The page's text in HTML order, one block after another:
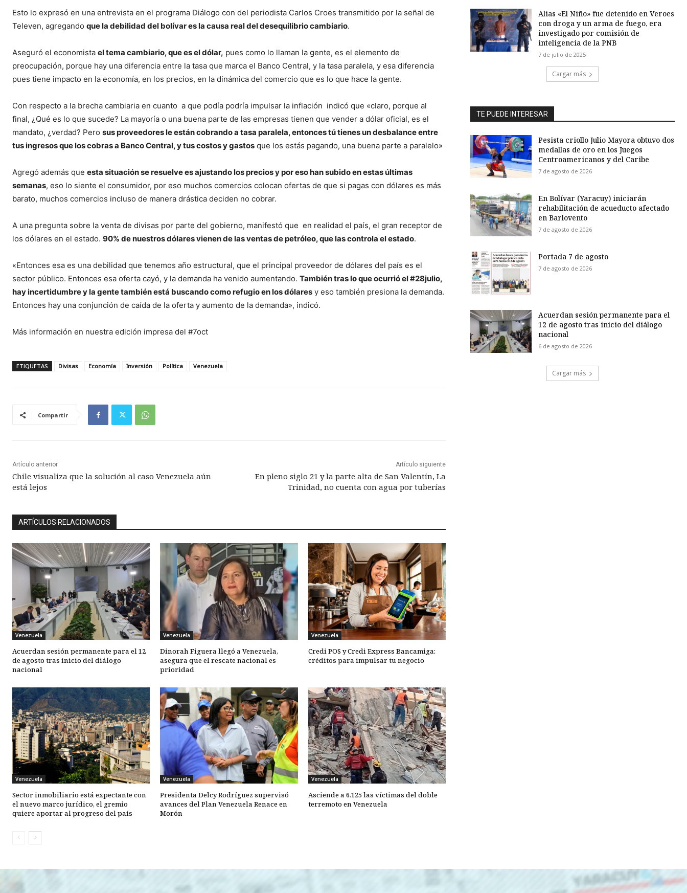
Esto lo expresó en una entrevista en el programa Diálogo con del periodista Carlos Croes transmitido por la señal de
Televen, agregando que la debilidad del bolívar es la causa real del desequilibrio cambiario.
Aseguró el economista el tema cambiario, que es el dólar, pues como lo llaman la gente, es el elemento de
preocupación, porque hay una diferencia entre la tasa que marca el Banco Central, y la tasa paralela, y esa diferencia
pues tiene impacto en la economía, en los precios, en la dinámica del comercio que es lo que hace la gente.
Con respecto a la brecha cambiaria en cuanto a que podía podría impulsar la inflación indicó que «claro, porque al
final, ¿Qué es lo que sucede? La mayoría o una buena parte de las empresas tienen que vender a dólar oficial, es el
mandato, ¿verdad? Pero sus proveedores le están cobrando a tasa paralela, entonces tú tienes un desbalance entre
tus ingresos que los cobras a Banco Central, y tus costos y gastos que los estás pagando, una buena parte a paralelo»
Agregó además que esta situación se resuelve es ajustando los precios y por eso han subido en estas últimas
semanas, eso lo siente el consumidor, por eso muchos comercios colocan ofertas de que si pagas con dólares es más
barato, muchos comercios incluso de manera drástica deciden no cobrar.
A una pregunta sobre la venta de divisas por parte del gobierno, manifestó que en realidad el país, el gran receptor de
los dólares en el estado. 90% de nuestros dólares vienen de las ventas de petróleo, que las controla el estado.
«Entonces esa es una debilidad que tenemos año estructural, que el principal proveedor de dólares del país es el
sector público. Entonces esa oferta cayó, y la demanda ha venido aumentando. También tras lo que ocurrió el #28julio,
hay incertidumbre y la gente también está buscando como refugio en los dólares y eso también presiona la demanda.
Entonces hay una conjunción de caída de la oferta y aumento de la demanda», indicó.
Más información en nuestra edición impresa del #7oct
ETIQUETAS Divisas Economía Inversión Política Venezuela
Compartir
Artículo anterior
Chile visualiza que la solución al caso Venezuela aún
está lejos
Artículo siguiente
En pleno siglo 21 y la parte alta de San Valentín, La
Trinidad, no cuenta con agua por tuberías
ARTÍCULOS RELACIONADOS
Venezuela
Acuerdan sesión permanente para el 12
de agosto tras inicio del diálogo
nacional
Venezuela
Dinorah Figuera llegó a Venezuela,
asegura que el rescate nacional es
prioridad
Venezuela
Credi POS y Credi Express Bancamiga:
créditos para impulsar tu negocio
Venezuela
Sector inmobiliario está expectante con
el nuevo marco jurídico, el gremio
quiere aportar al progreso del país
Venezuela
Presidenta Delcy Rodríguez supervisó
avances del Plan Venezuela Renace en
Morón
Venezuela
Asciende a 6.125 las víctimas del doble
terremoto en Venezuela
Alias «El Niño» fue detenido en Veroes
con droga y un arma de fuego, era
investigado por comisión de
inteligencia de la PNB
7 de julio de 2025
Cargar más
TE PUEDE INTERESAR
Pesista criollo Julio Mayora obtuvo dos
medallas de oro en los Juegos
Centroamericanos y del Caribe
7 de agosto de 2026
En Bolívar (Yaracuy) iniciarán
rehabilitación de acueducto afectado
en Barlovento
7 de agosto de 2026
Portada 7 de agosto
7 de agosto de 2026
Acuerdan sesión permanente para el
12 de agosto tras inicio del diálogo
nacional
6 de agosto de 2026
Cargar más